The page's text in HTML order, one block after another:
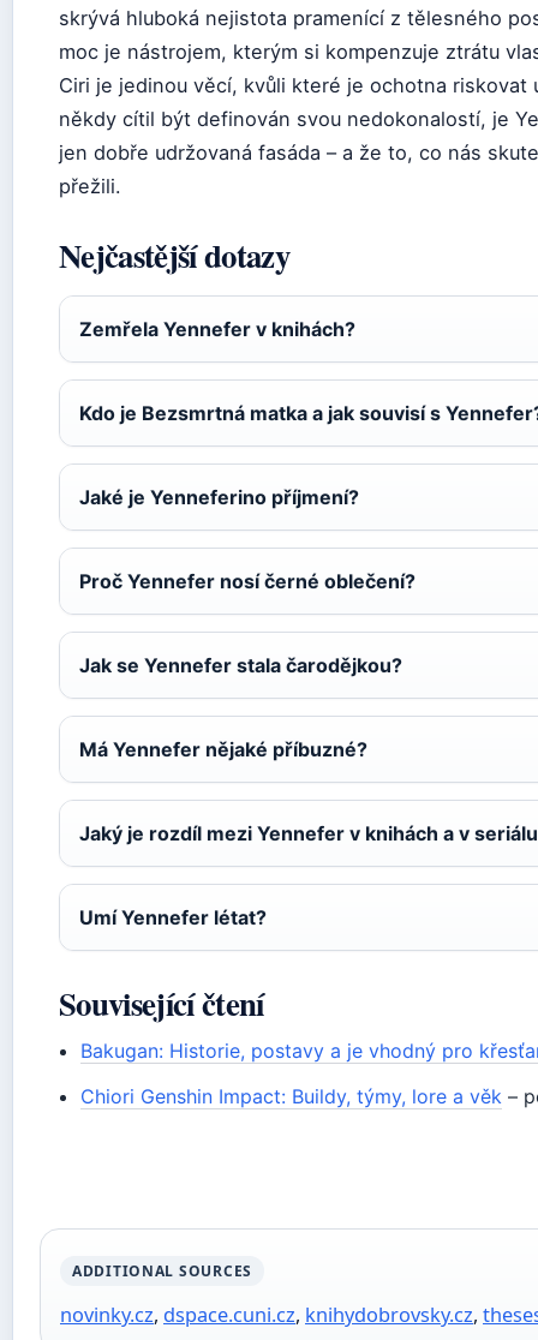
skrývá hluboká nejistota pramenící z tělesného
moc je nástrojem, kterým si kompenzuje ztrátu
Ciri je jedinou věcí, kvůli které je ochotna
někdy cítil být definován svou nedokonalostí, je
jen dobře udržovaná fasáda – a že to, co nás
přežili.
Nejčastější dotazy
Zemřela Yennefer v knihách?
Kdo je Bezsmrtná matka a jak souvisí s
Jaké je Yenneferino příjmení?
Proč Yennefer nosí černé oblečení?
Jak se Yennefer stala čarodějkou?
Má Yennefer nějaké příbuzné?
Jaký je rozdíl mezi Yennefer v knihách a v
Umí Yennefer létat?
Související čtení
Bakugan: Historie, postavy a je vhodný pro
Chiori Genshin Impact: Buildy, týmy, lore a věk –
ADDITIONAL SOURCES
novinky.cz, dspace.cuni.cz, knihydobrovsky.cz,